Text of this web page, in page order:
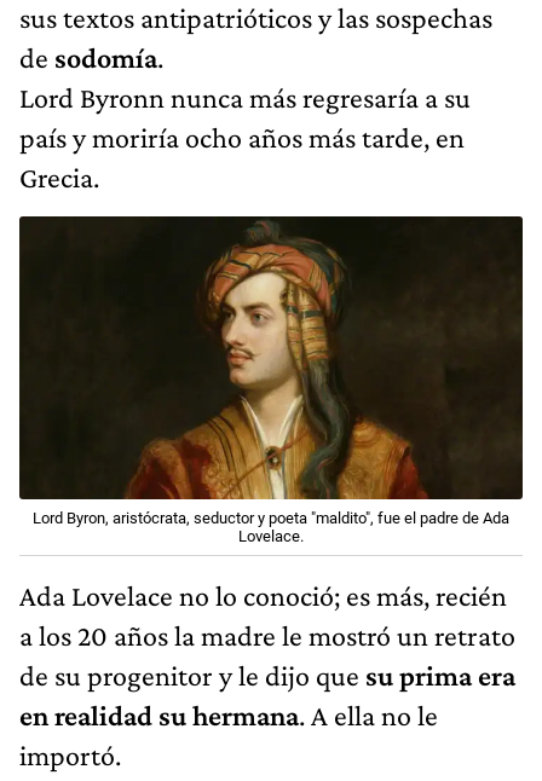
sus textos antipatrióticos y las sospechas
de sodomía.
Lord Byronn nunca más regresaría a su
país y moriría ocho años más tarde, en
Grecia.
Lord Byron, aristócrata, seductor y poeta "maldito", fue el padre de Ada
Lovelace.
Ada Lovelace no lo conoció; es más, recién
a los 20 años la madre le mostró un retrato
de su progenitor y le dijo que su prima era
en realidad su hermana. A ella no le
importó.